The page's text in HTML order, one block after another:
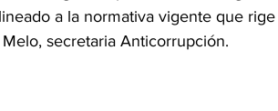
a la normativa vigente que
secretaria Anticorrupción.